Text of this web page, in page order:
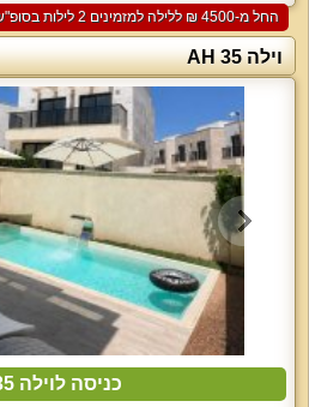
החל מ-‏4500 ₪ ללילה למזמינים 2 לילות בסופ"ש הקרוב
וילה AH 35
כניסה לוילה AH 35